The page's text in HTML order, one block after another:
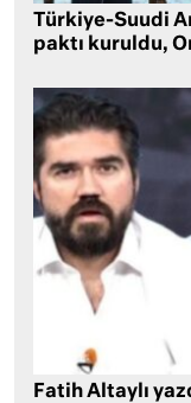
Türkiye-Suudi
paktı kuruldu,
Fatih Altaylı